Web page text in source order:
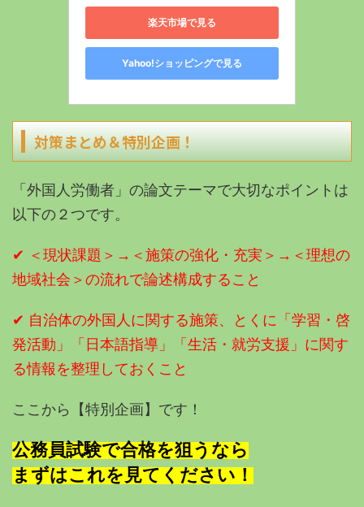
楽天市場で見る
Yahoo!ショッピングで見る
対策まとめ＆特別企画！
「外国人労働者」の論文テーマで大切なポイントは
以下の２つです。
✔︎ ＜現状課題＞→＜施策の強化・充実＞→ ＜理想の
地域社会＞の流れで論述構成すること
✔︎ 自治体の外国人に関する施策、とくに「学習・啓
発活動」「日本語指導」「生活・就労支援」に関す
る情報を整理しておくこと
ここから【特別企画】です！
公務員試験で合格を狙うなら
まずはこれを見てください！